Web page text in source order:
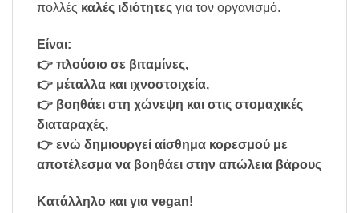
πολλές καλές ιδιότητες για τον οργανισμό.
Είναι:
👉 πλούσιο σε βιταμίνες,
👉 μέταλλα και ιχνοστοιχεία,
👉 βοηθάει στη χώνεψη και στις στομαχικές
διαταραχές,
👉 ενώ δημιουργεί αίσθημα κορεσμού με
αποτέλεσμα να βοηθάει στην απώλεια βάρους
Κατάλληλο και για vegan!